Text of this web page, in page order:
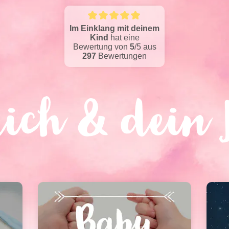
&
Im Einklang mit deinem
Kind hat eine
Bewertung von 5/5aus
297 Bewertungen